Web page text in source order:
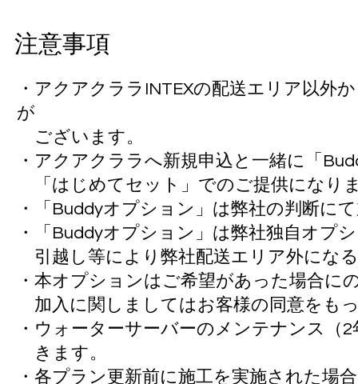
注意事項
・アクアクララINTEXの配送エリア以外
が
ございます。
・アクアクララへ新規申込と一緒に「
「はじめてセット」でのご提供になり
・「Buddyオプション」は弊社の判断に
・「Buddyオプション」は弊社独自オプ
引越し等により弊社配送エリア外にな
・本オプションはご希望があった場合に
加入に関しましてはお客様の同意をも
・ウォーターサーバーのメンテナンス（
きます。
・各プラン更新前に施工を実施された場